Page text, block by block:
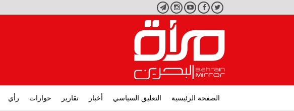
تويتر فيسبوكيوتيوبانستجرامتليجرام
الصفحة الرئيسية التعليق السياسي أخبار تقارير حوارات رأي